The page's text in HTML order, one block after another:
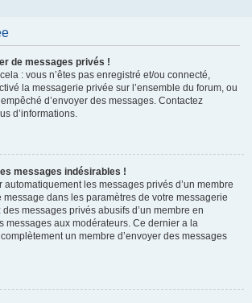
de messages privés !
: vous n’êtes pas enregistré et/ou connecté,
la messagerie privée sur l’ensemble du forum, ou
d’envoyer des messages. Contactez
d’informations.
messages indésirables !
automatiquement les messages privés d’un membre
dans les paramètres de votre messagerie
messages privés abusifs d’un membre en
messages aux modérateurs. Ce dernier a la
un membre d’envoyer des messages